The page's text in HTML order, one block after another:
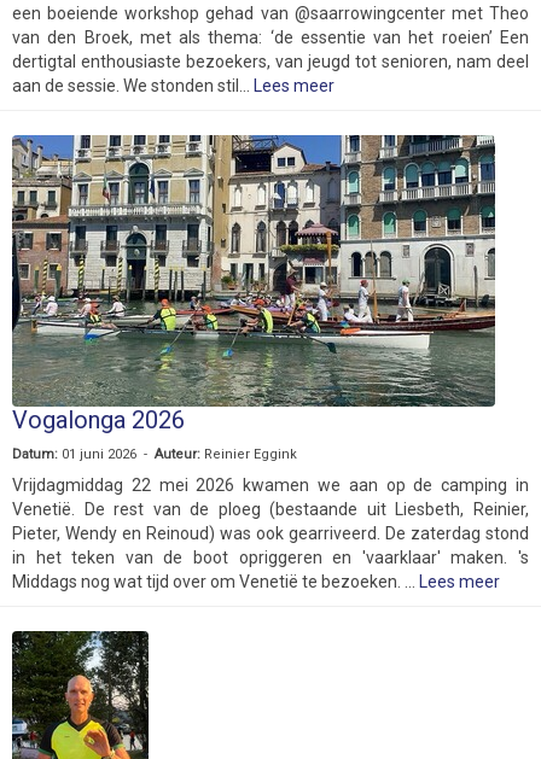
een boeiende workshop gehad van @saarrowingcenter met Theo
van den Broek, met als thema: ‘de essentie van het roeien’ Een
dertigtal enthousiaste bezoekers, van jeugd tot senioren, nam deel
aan de sessie. We stonden stil...
Lees meer
Vogalonga 2026
Datum: 01 juni 2026 -Auteur: Reinier Eggink
Vrijdagmiddag 22 mei 2026 kwamen we aan op de camping in
Venetië. De rest van de ploeg (bestaande uit Liesbeth, Reinier,
Pieter, Wendy en Reinoud) was ook gearriveerd. De zaterdag stond
in het teken van de boot opriggeren en 'vaarklaar' maken. 's
Middags nog wat tijd over om Venetië te bezoeken. ...
Lees meer